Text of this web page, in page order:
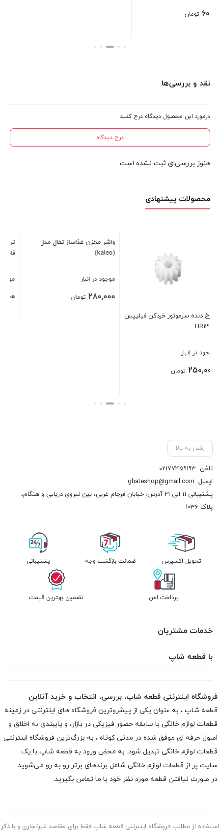
1,600,000
نقد و بررسی‌ها
درمورد این محصول دیدگاه درج کنید.
درج دیدگاه
هنوز بررسی‌ای ثبت نشده است.
محصولات پیشنهادی
فیلیپس
واشر مخزن غذاساز تفال مدل کالئو
280,000
1,600,000
رفتن به بالا
تلفن 02177459193
ایمیل ghateshop@gmail.com
پشتیبانی 11 الی 21 آدرس: خیابان فرجام غربی، بین نیروی دریایی و هنگام،
پلاک 1036
تحویل اکسپرس ضمانت بازگشت وجه پشتیبانی
پرداخت امن تضمین بهترین قیمت
خدمات مشتریان
با قطعه شاپ
فروشگاه اینترنتی قطعه شاپ، بررسی، انتخاب و خرید آنلاین
قطعه شاپ ، به عنوان یکی از پیشروترین فروشگاه های اینترنتی در زمینه
قطعات لوازم خانگی با سابقه حضور فیزیکی در بازار، و پایبندی به اخلاق و
اصول حرفه ای موفق شده در مدتی کوتاه ، به بزرگ‌ترین فروشگاه اینترنتی
قطعات لوازم خانگی تبدیل شود. به محض ورود به قطعه شاپ با یک
سایت پر از قطعات لوازم خانگی شامل برندهای برتر رو به رو می‌شوید .
در صورت نیافتن قطعه مورد نظر خود با ما تماس بگیرید.
استفاده از مطالب فروشگاه اینترنتی قطعه شاپ فقط برای مقاصد غیرتجاری و با ذکر